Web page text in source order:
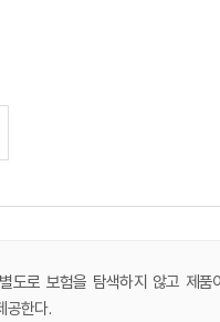
로 보험을 탐색하지 않고 제품
공한다.